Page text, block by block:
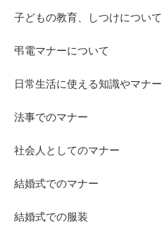
子どもの教育、しつけについて
弔電マナーについて
日常生活に使える知識やマナー
法事でのマナー
社会人としてのマナー
結婚式でのマナー
結婚式での服装